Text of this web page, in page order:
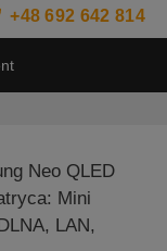
+48 692 642 814
Neo QLED
Mini
LAN,